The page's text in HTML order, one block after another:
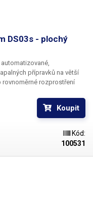
DS03s - plochý
přípravků na větší
rovnoměrné rozprostření
pro hrubší povrchy a
silnějšími vlákny; proto
dvou provedeních
Koupit
Kód:
100531